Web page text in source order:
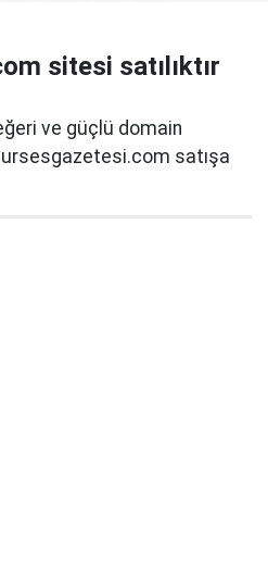
sitesi satılıktır
ve güçlü domain
satışa